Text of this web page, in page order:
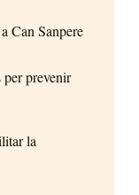
Can Sanpere
per prevenir
la